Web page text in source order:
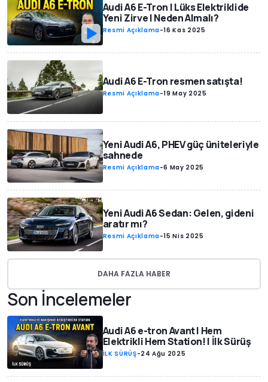
Audi A6 E-Tron | Lüks Elektriklide
Yeni Zirve | Neden Almalı?
Resmi Açıklama-16 Kas 2025
Audi A6 E-Tron resmen satışta!
Resmi Açıklama-19 May 2025
Yeni Audi A6, PHEV güç üniteleriyle
sahnede
Resmi Açıklama-6 May 2025
Yeni Audi A6 Sedan: Gelen, gideni
aratır mı?
Resmi Açıklama-15 Nis 2025
DAHA FAZLA HABER
Son İncelemeler
Audi A6 e-tron Avant | Hem
Elektrikli Hem Station! | İlk Sürüş
İLK SÜRÜŞ-24 Ağu 2025